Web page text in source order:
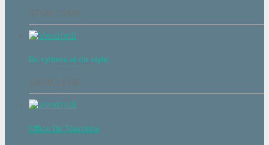
07:00 10:00
Du rythme et du style
10:00 11:00
Office De Tourisme